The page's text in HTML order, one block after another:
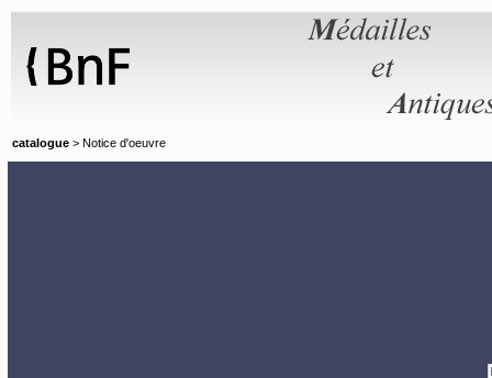
catalogue > Notice d'oeuvre